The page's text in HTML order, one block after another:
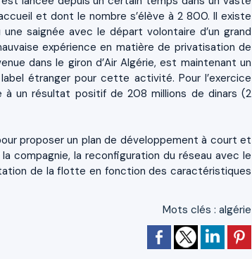
et dont le nombre s’élève à 2 800. Il existe
saignée avec le départ volontaire d’un grand
expérience en matière de privatisation de
dans le giron d’Air Algérie, est maintenant un
étranger pour cette activité. Pour l’exercice
à un résultat positif de 208 millions de dinars (2
proposer un plan de développement à court et
compagnie, la reconfiguration du réseau avec le
de la flotte en fonction des caractéristiques
Mots clés : algérie